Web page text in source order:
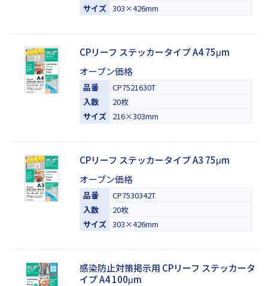
サイズ 303×426mm
CPリーフ ステッカータイプ A4 75μm
オープン価格
品番
CP7521630T
入数
20枚
サイズ 216×303mm
CPリーフ ステッカータイプ A3 75μm
オープン価格
品番
CP7530342T
入数
20枚
サイズ 303×426mm
感染防止対策掲示用 CPリーフ ステッカータ
イプ A4 100μm